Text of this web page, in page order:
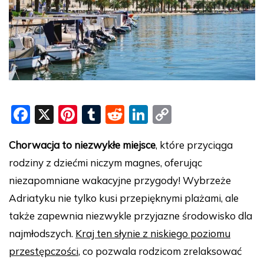
F
c
e
b
o
o
k
X
Pi
er
e
st
T
m
bl
r
R
d
di
t
Li
k
e
dI
n
p
y
Li
n
k
Chorwacja to niezwykłe miejsce, które przyciąga
rodziny z dziećmi niczym magnes, oferując
niezapomniane wakacyjne przygody! Wybrzeże
Adriatyku nie tylko kusi przepięknymi plażami, ale
także zapewnia niezwykle przyjazne środowisko dla
najmłodszych. Kraj ten słynie z niskiego poziomu
przestępczości, co pozwala rodzicom zrelaksować